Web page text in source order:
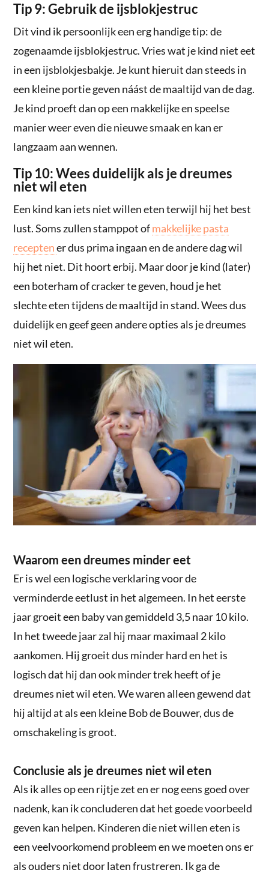
Tip 9: Gebruik de ijsblokjestruc
Dit vind ik persoonlijk een erg handige tip: de
zogenaamde ijsblokjestruc. Vries wat je kind niet eet
in een ijsblokjesbakje. Je kunt hieruit dan steeds in
een kleine portie geven náást de maaltijd van de dag.
Je kind proeft dan op een makkelijke en speelse
manier weer even die nieuwe smaak en kan er
langzaam aan wennen.
Tip 10: Wees duidelijk als je dreumes
niet wil eten
Een kind kan iets niet willen eten terwijl hij het best
lust. Soms zullen stamppot ofmakkelijke pasta
receptener dus prima ingaan en de andere dag wil
hij het niet. Dit hoort erbij. Maar door je kind (later)
een boterham of cracker te geven, houd je het
slechte eten tijdens de maaltijd in stand. Wees dus
duidelijk en geef geen andere opties als je dreumes
niet wil eten.
Waarom een dreumes minder eet
Er is wel een logische verklaring voor de
verminderde eetlust in het algemeen. In het eerste
jaar groeit een baby van gemiddeld 3,5 naar 10 kilo.
In het tweede jaar zal hij maar maximaal 2 kilo
aankomen. Hij groeit dus minder hard en het is
logisch dat hij dan ook minder trek heeft of je
dreumes niet wil eten. We waren alleen gewend dat
hij altijd at als een kleine Bob de Bouwer, dus de
omschakeling is groot.
Conclusie als je dreumes niet wil eten
Als ik alles op een rijtje zet en er nog eens goed over
nadenk, kan ik concluderen dat het goede voorbeeld
geven kan helpen. Kinderen die niet willen eten is
een veelvoorkomend probleem en we moeten ons er
als ouders niet door laten frustreren. Ik ga de